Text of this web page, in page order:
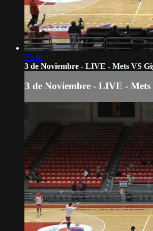
07:48
3 de Noviembre - LIVE - Mets VS
3 de Noviembre - LIVE -